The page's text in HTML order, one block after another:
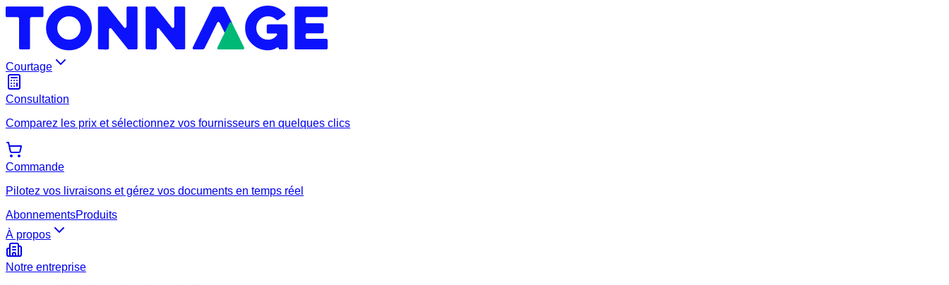
Courtage
Consultation
Comparez les prix et sélectionnez vos fournisseurs en quelques clics
Commande
Pilotez vos livraisons et gérez vos documents en temps réel
AbonnementsProduits
À propos
Notre entreprise